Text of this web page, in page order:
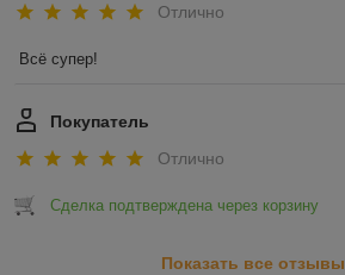
Отлично
Всё супер!
Покупатель
Отлично
Сделка подтверждена через корзину
Показать все отзывы